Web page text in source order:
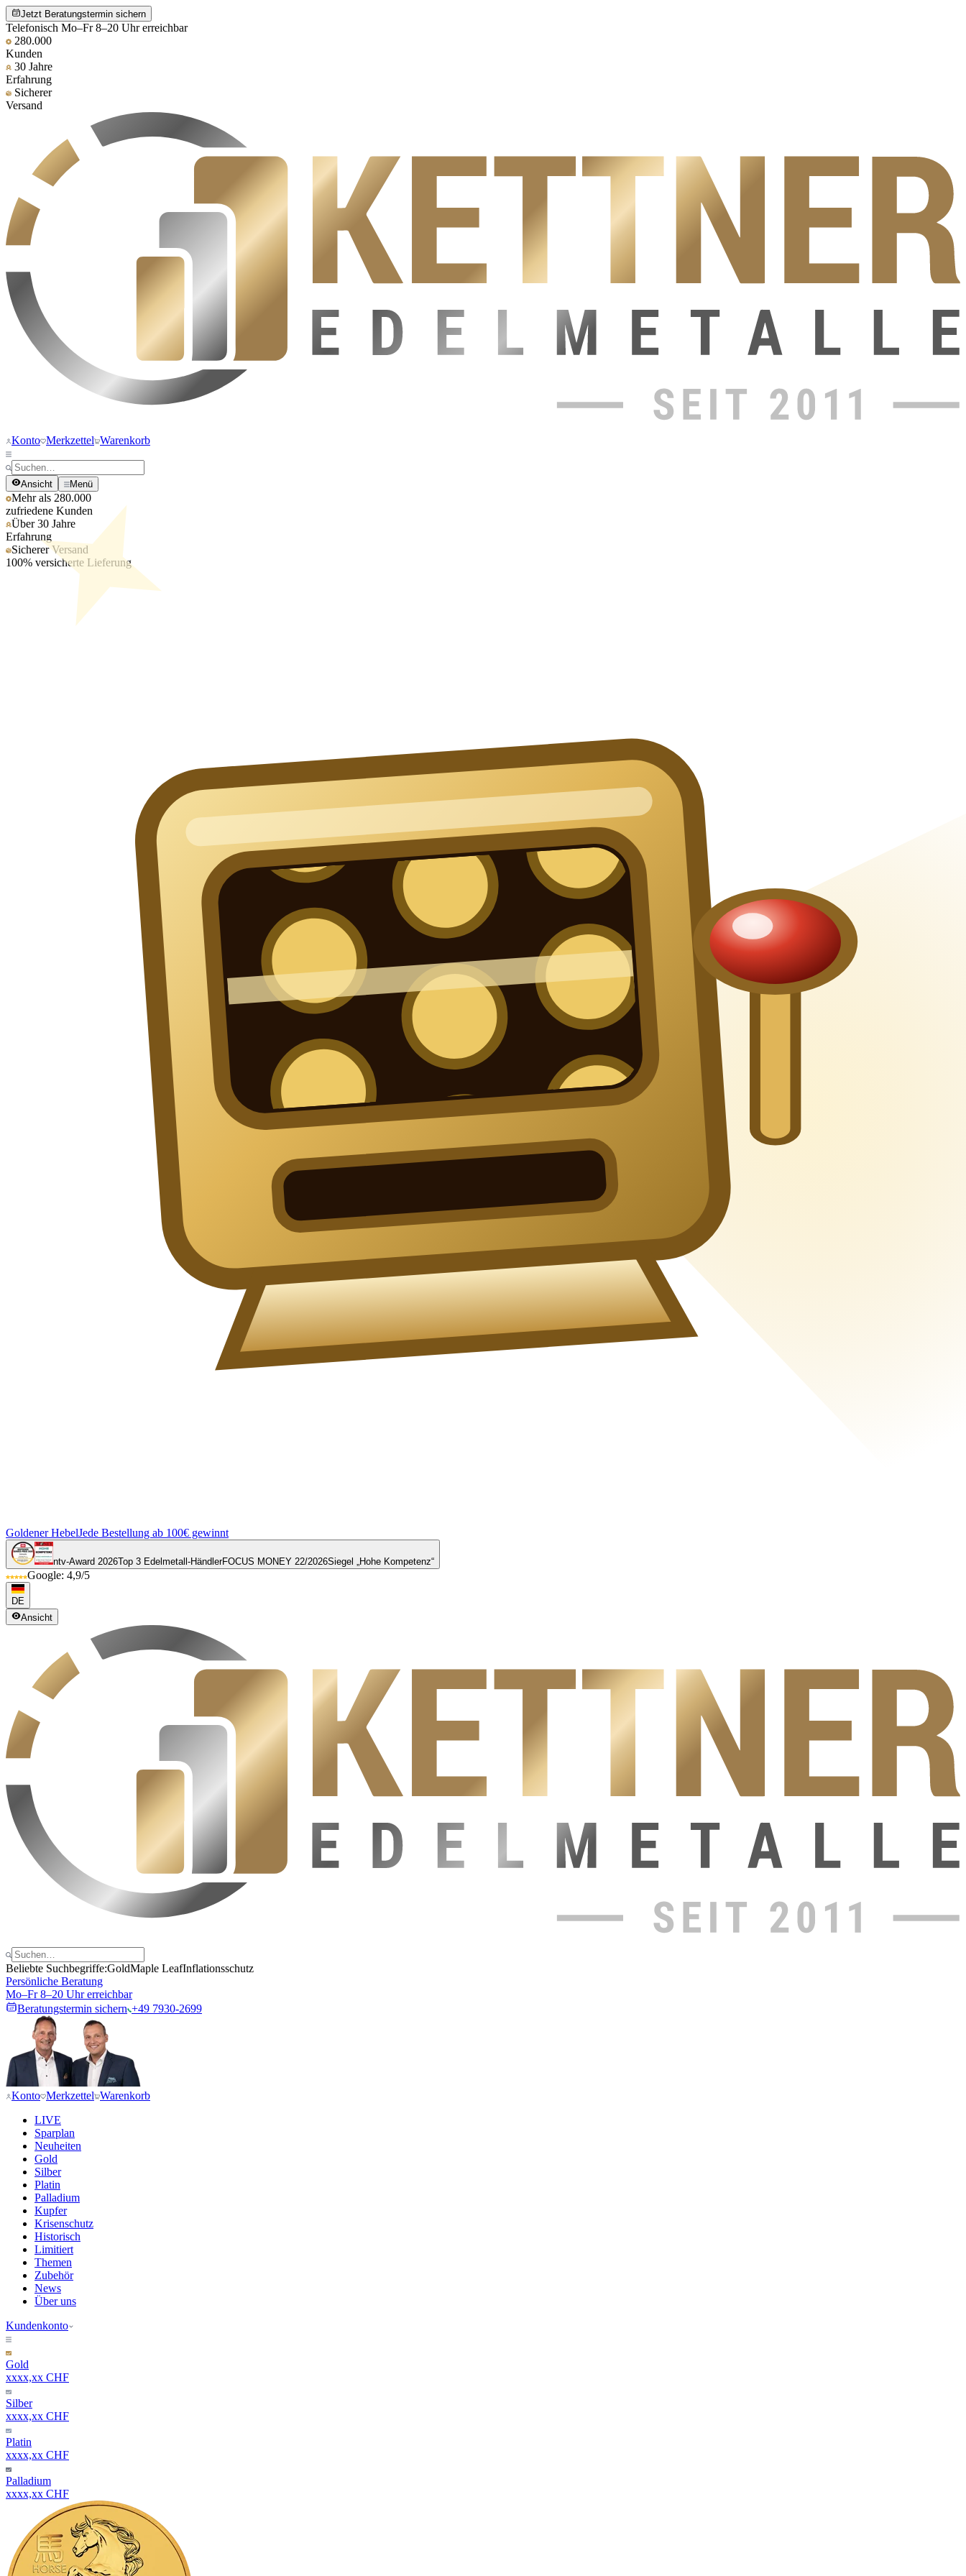
Jetzt Beratungstermin sichern
Telefonisch Mo–Fr 8–20 Uhr erreichbar
280.000
Kunden
30 Jahre
Erfahrung
Sicherer
Versand
Konto Merkzettel Warenkorb
Ansicht Menü
Mehr als 280.000
zufriedene Kunden
Über 30 Jahre
Erfahrung
Sicherer Versand
100% versicherte Lieferung
Goldener HebelJede Bestellung ab 100€ gewinnt
ntv-Award 2026Top 3 Edelmetall-HändlerFOCUS MONEY 22/2026Siegel „Hohe Kompetenz“
Google: 4,9/5
DE
Ansicht
Beliebte Suchbegriffe:GoldMaple LeafInflationsschutz
Persönliche Beratung
Mo–Fr 8–20 Uhr erreichbar
Beratungstermin sichern +49 7930-2699
Konto Merkzettel Warenkorb
LIVE
Sparplan
Neuheiten
Gold
Silber
Platin
Palladium
Kupfer
Krisenschutz
Historisch
Limitiert
Themen
Zubehör
News
Über uns
Kundenkonto
Gold
xxxx,xx CHF
Silber
xxxx,xx CHF
Platin
xxxx,xx CHF
Palladium
xxxx,xx CHF